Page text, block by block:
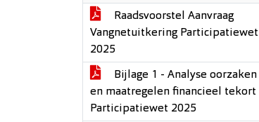
Raadsvoorstel Aanvraag
Vangnetuitkering Participatiewet
2025
Bijlage 1 - Analyse oorzaken
en maatregelen financieel tekort
Participatiewet 2025